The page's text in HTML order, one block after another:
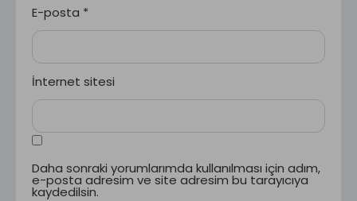
E-posta *
İnternet sitesi
Daha sonraki yorumlarımda kullanılması için adım,
e-posta adresim ve site adresim bu tarayıcıya
kaydedilsin.